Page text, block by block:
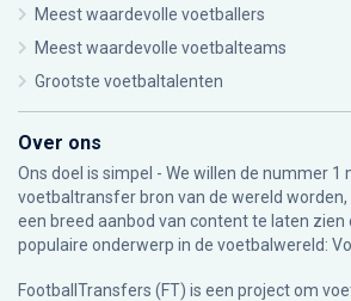
Meest waardevolle voetballers
Meest waardevolle voetbalteams
Grootste voetbaltalenten
Over ons
Ons doel is simpel - We willen de nummer 1
voetbaltransfer bron van de wereld
een breed aanbod van content te laten
populaire onderwerp in de voetbalwereld:
FootballTransfers (FT) is een project om